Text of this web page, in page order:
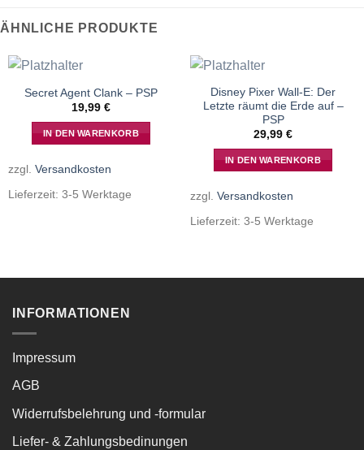
ÄHNLICHE PRODUKTE
Secret Agent Clank – PSP
19,99 €
IN DEN WARENKORB
zzgl. Versandkosten
Lieferzeit: 3-5 Werktage
Disney Pixer Wall-E: Der
Letzte räumt die Erde auf –
PSP
29,99 €
IN DEN WARENKORB
zzgl. Versandkosten
Lieferzeit: 3-5 Werktage
INFORMATIONEN
Impressum
AGB
Widerrufsbelehrung und -formular
Liefer- & Zahlungsbedinungen